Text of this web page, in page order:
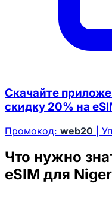
Скачайте
скидку 20% на
Промокод: web20 |
Что нужно
eSIM для